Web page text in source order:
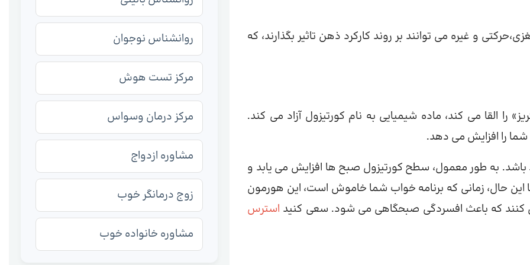
و غیره می توانند بر روند کارکرد ذهن تاثیر بگذارند، که
القا می کند، ماده شیمیایی به نام کورتیزول آزاد می کند.
را افزایش می دهد.
به طور معمول، سطح کورتیزول صبح ها افزایش می یابد و
حال، زمانی که برنامه خواب شما خاموش است، این هورمون
کنند که باعث افسردگی صبحگاهی می شود. سعی کنید استرس
روانشناس نوجوان
مرکز تست هوش
مرکز درمان وسواس
مشاوره ازدواج
زوج درمانگر خوب
مشاوره خانواده خوب